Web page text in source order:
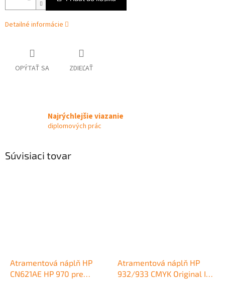
Detailné informácie
OPÝTAŤ SA ZDIEĽAŤ
Najrýchlejšie viazanie
diplomových prác
Súvisiaci tovar
Atramentová náplň HP
CN621AE HP 970 pre
Atramentová náplň HP
932/933 CMYK Original Ing